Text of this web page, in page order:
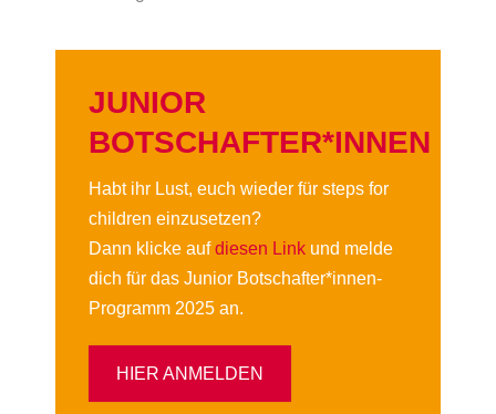
JUNIOR
BOTSCHAFTER*INNEN
Habt ihr Lust, euch wieder für steps for
children einzusetzen?
Dann klicke aufdiesen Link und melde
dich für das Junior Botschafter*innen-
Programm 2025 an.
HIER ANMELDEN